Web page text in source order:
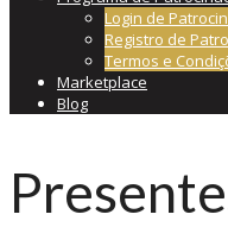
Login de
Registro de
Termos e
Marketplace
Blog